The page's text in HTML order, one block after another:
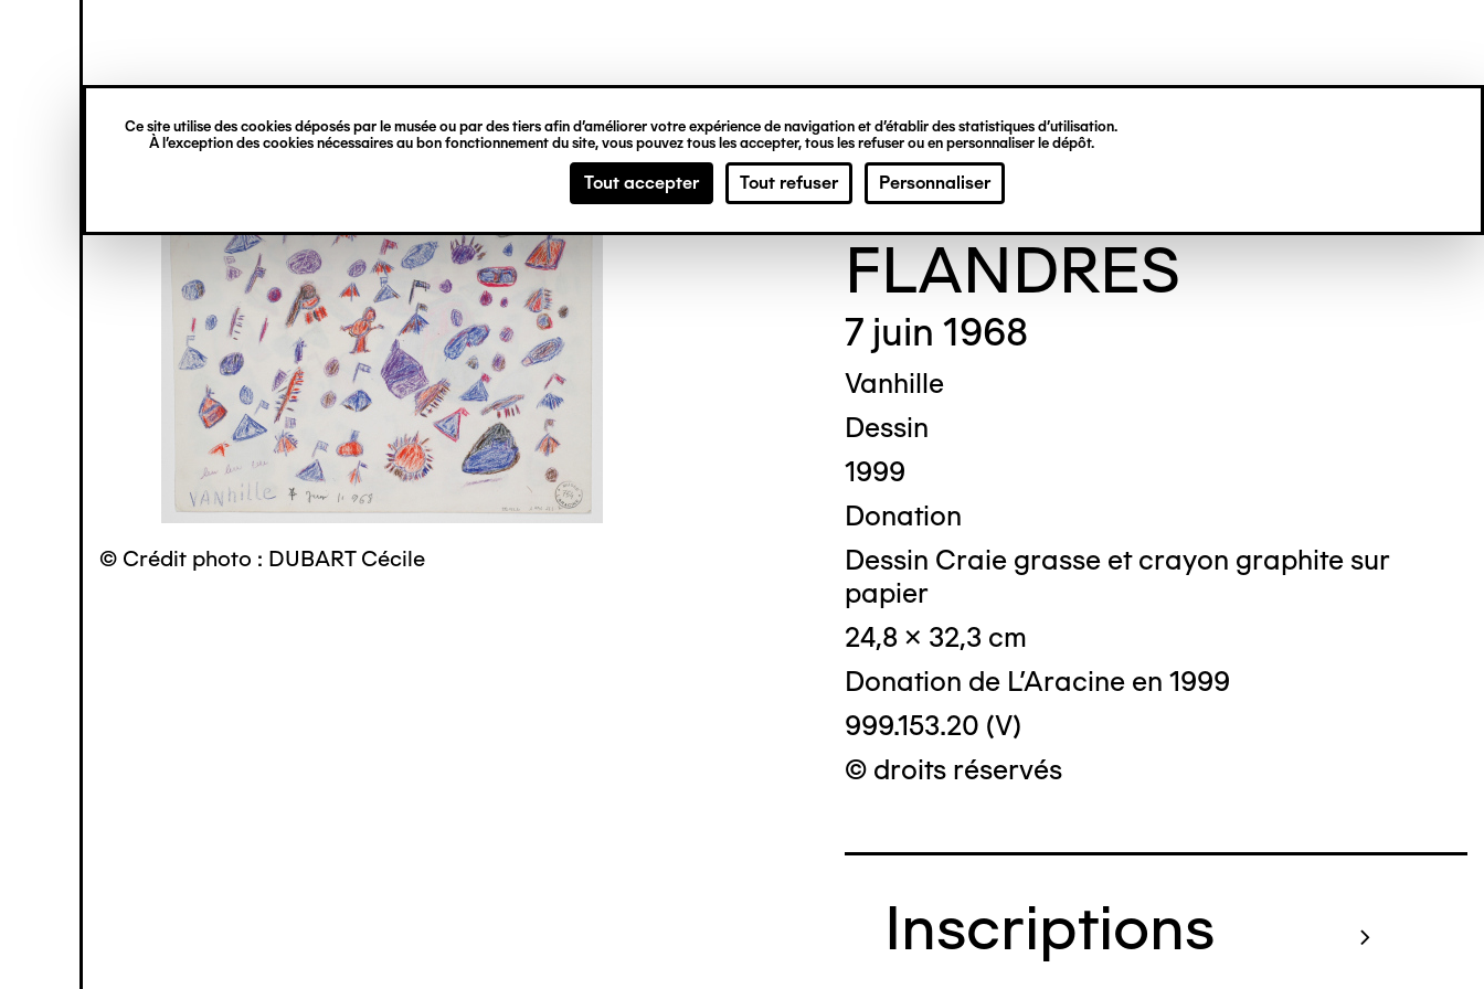
Ce site utilise des cookies déposés par le musée ou par des tiers afin d’améliorer votre expérience de navigation et d’établir des statistiques d’utilisation.
À l’exception des cookies nécessaires au bon fonctionnement du site, vous pouvez tous les accepter, tous les refuser ou en personnaliser le dépôt.
Tout accepter Tout refuser Personnaliser
principal
verticale
© Crédit photo : DUBART Cécile
Simone DES
FLANDRES
7 juin 1968
Vanhille
Dessin
1999
Donation
Dessin Craie grasse et crayon graphite sur
papier
24,8 x 32,3 cm
Donation de L'Aracine en 1999
999.153.20 (V)
© droits réservés
Inscriptions